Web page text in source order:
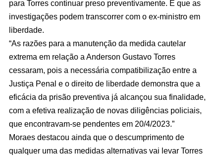
para Torres continuar preso preventivamente. E que as
investigações podem transcorrer com o ex-ministro em
liberdade.
“As razões para a manutenção da medida cautelar
extrema em relação a Anderson Gustavo Torres
cessaram, pois a necessária compatibilização entre a
Justiça Penal e o direito de liberdade demonstra que a
eficácia da prisão preventiva já alcançou sua finalidade,
com a efetiva realização de novas diligências policiais,
que encontravam-se pendentes em 20/4/2023.”
Moraes destacou ainda que o descumprimento de
qualquer uma das medidas alternativas vai levar Torres